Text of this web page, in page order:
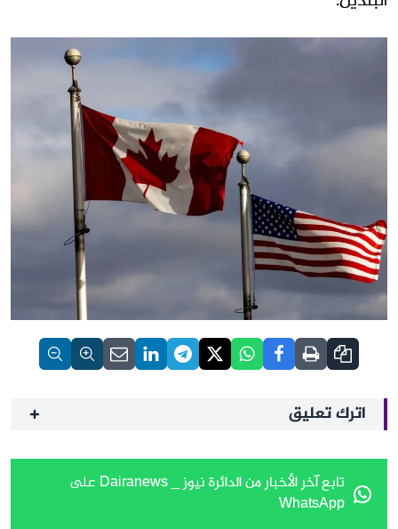
اترك تعليق
تابع آخر الأخبار من الدائرة نيوز _ Dairanews على
WhatsApp